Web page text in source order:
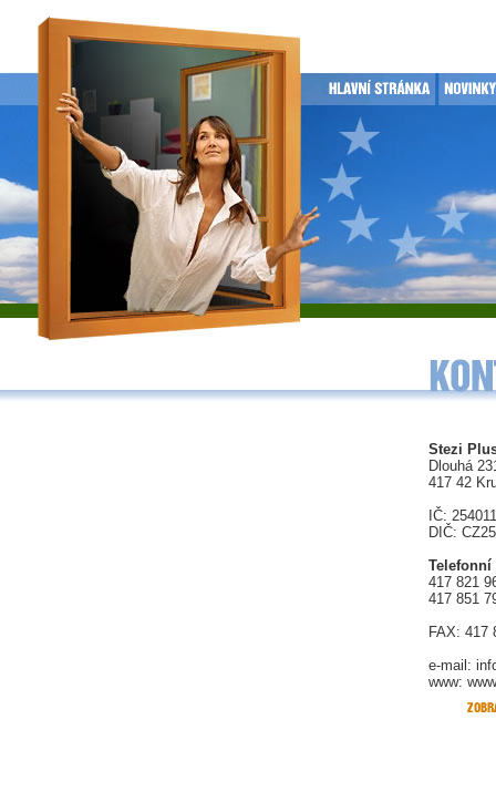
Stezi
Dlouhá
417 42
IČ:
DIČ:
417 821
417 851
FAX: 417
e-mail:
www: